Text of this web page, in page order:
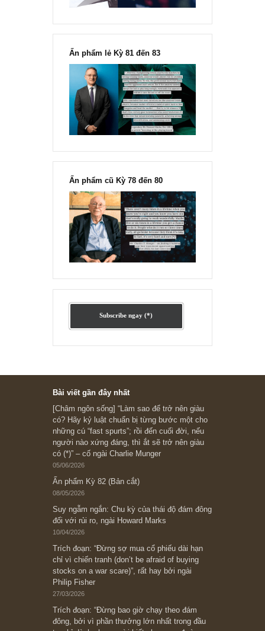
đông đối với rủi ro, Ngài Howard
Marks
“Đừng sợ mua cổ phiếu dài hạn
chỉ vì chiến tranh”, ngài Philip
Fisher
Ấn phẩm cũ Kỳ 78 đến 80